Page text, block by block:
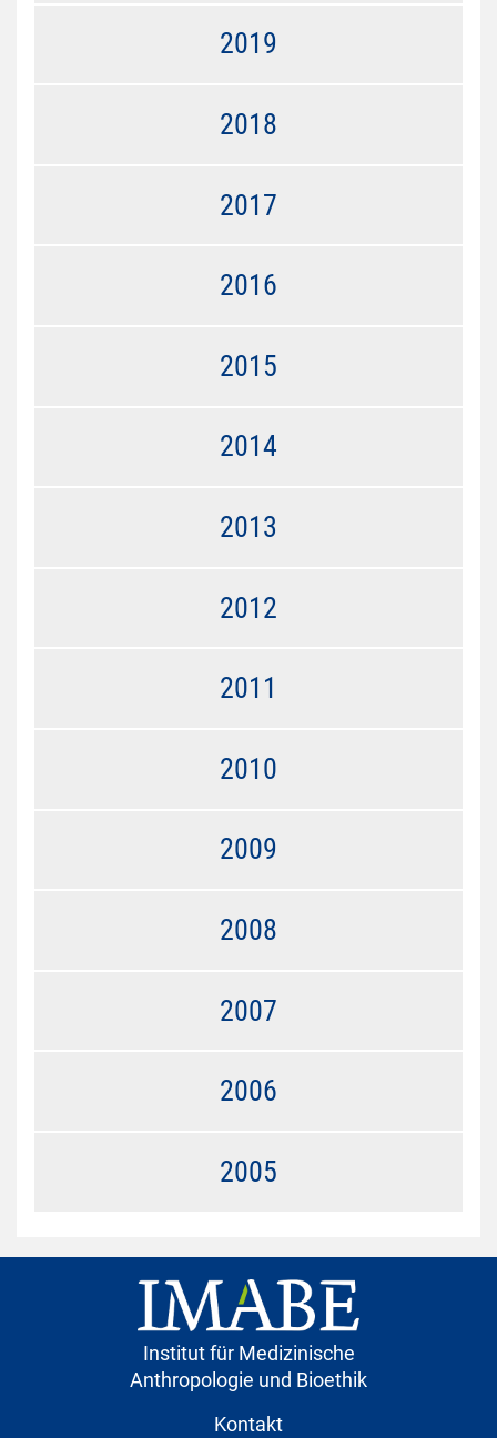
2019
2018
2017
2016
2015
2014
2013
2012
2011
2010
2009
2008
2007
2006
2005
Institut für Medizinische
Anthropologie und Bioethik
Kontakt